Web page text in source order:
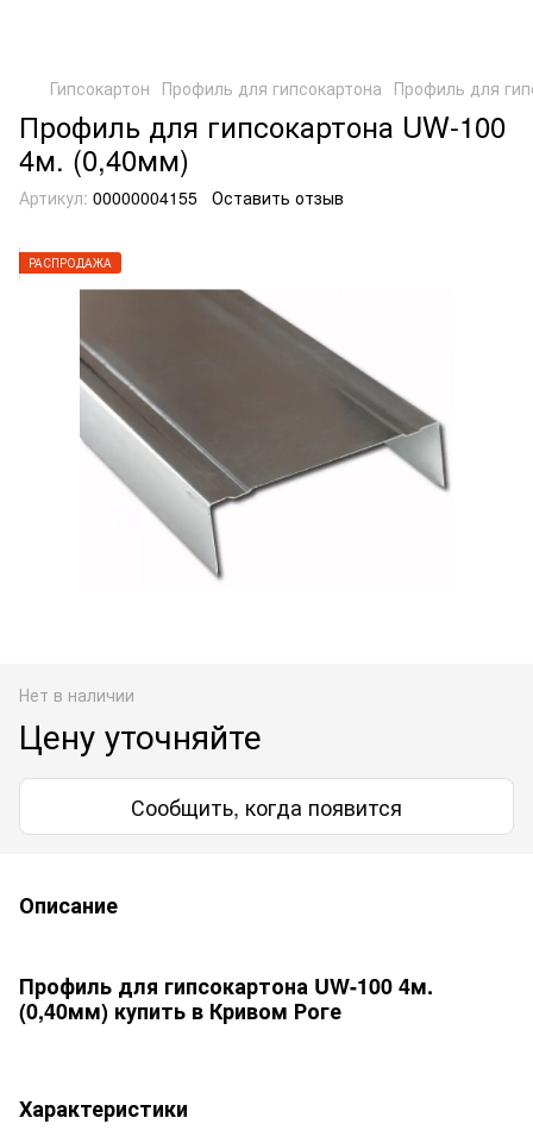
Гипсокартон Профиль для гипсокартона Профиль для
Профиль для гипсокартона UW-100
4м. (0,40мм)
Артикул: 00000004155 Оставить отзыв
РАСПРОДАЖА
Нет в наличии
Цену уточняйте
Сообщить, когда появится
Описание
Профиль для гипсокартона UW-100 4м.
(0,40мм) купить в Кривом Роге
Характеристики